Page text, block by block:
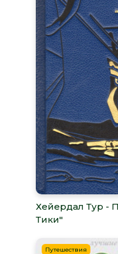
Хейердал Тур -
Тики"
Путешествия